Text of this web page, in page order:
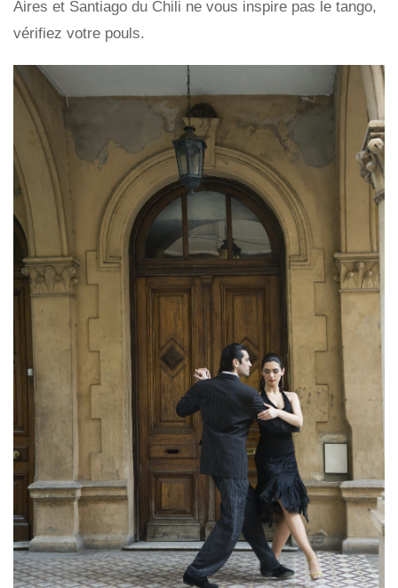
Aires et Santiago du Chili ne vous inspire pas le tango,
vérifiez votre pouls.